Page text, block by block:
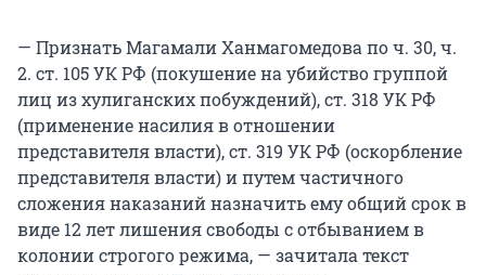
— Признать Магамали Ханмагомедова по ч. 30, ч.
2. ст. 105 УК РФ (покушение на убийство группой
лиц из хулиганских побуждений), ст. 318 УК РФ
(применение насилия в отношении
представителя власти), ст. 319 УК РФ (оскорбление
представителя власти) и путем частичного
сложения наказаний назначить ему общий срок в
виде 12 лет лишения свободы с отбыванием в
колонии строгого режима, — зачитала текст